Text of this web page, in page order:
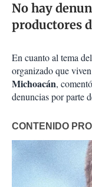
No hay
productores
En cuanto al tema del
organizado que
Michoacán,
denuncias por parte